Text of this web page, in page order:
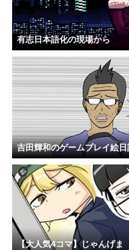
有志日本語化の現場から
吉田輝和のゲームプレイ絵日
【大人気4コマ】じゃんげ